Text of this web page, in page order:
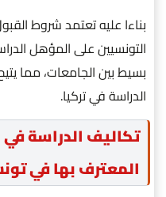
بناءا عليه تعتمد شروط
التونسيين على المؤهل
بسيط بين الجامعات، مما
الدراسة في تركيا.
تكاليف الدراسة في
المعترف بها في